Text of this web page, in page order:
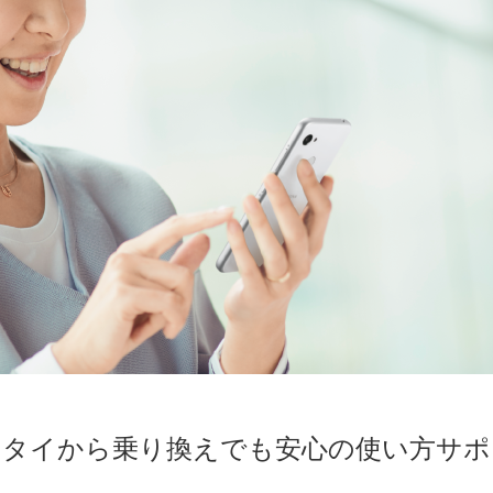
イから乗り換えでも安心の使い方サ